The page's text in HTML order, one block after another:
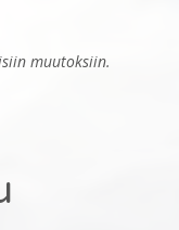
muutoksiin.